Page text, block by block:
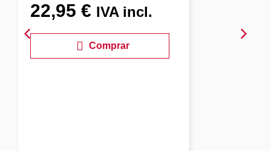
€ IVA incl.
Comprar